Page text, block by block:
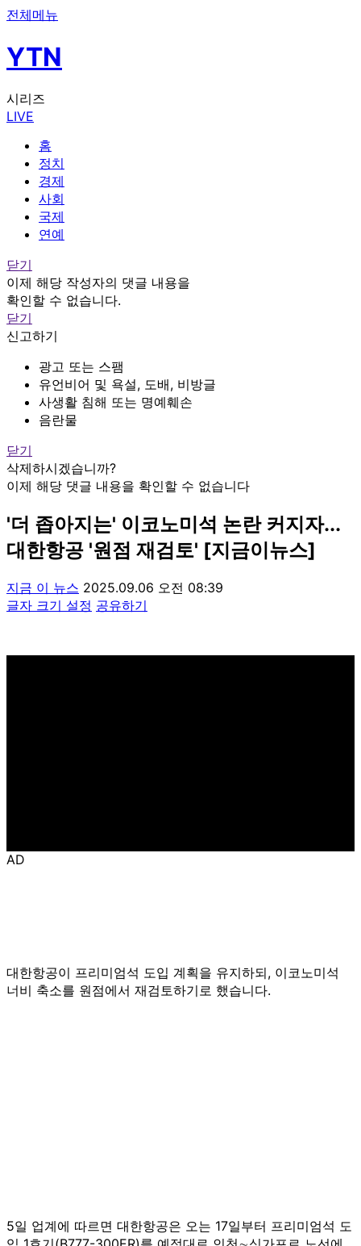
전체메뉴
YTN
시리즈
LIVE
홈
정치
경제
사회
국제
연예
닫기
이제 해당 작성자의 댓글 내용을
확인할 수 없습니다.
닫기
신고하기
광고 또는 스팸
유언비어 및 욕설, 도배, 비방글
사생활 침해 또는 명예훼손
음란물
닫기
삭제하시겠습니까?
이제 해당 댓글 내용을 확인할 수 없습니다
'더 좁아지는' 이코노미석 논란 커지자...
대한항공 '원점 재검토' [지금이뉴스]
지금 이 뉴스 2025.09.06 오전 08:39
글자 크기 설정 공유하기
AD
대한항공이 프리미엄석 도입 계획을 유지하되, 이코노미석
너비 축소를 원점에서 재검토하기로 했습니다.
5일 업계에 따르면 대한항공은 오는 17일부터 프리미엄석 도